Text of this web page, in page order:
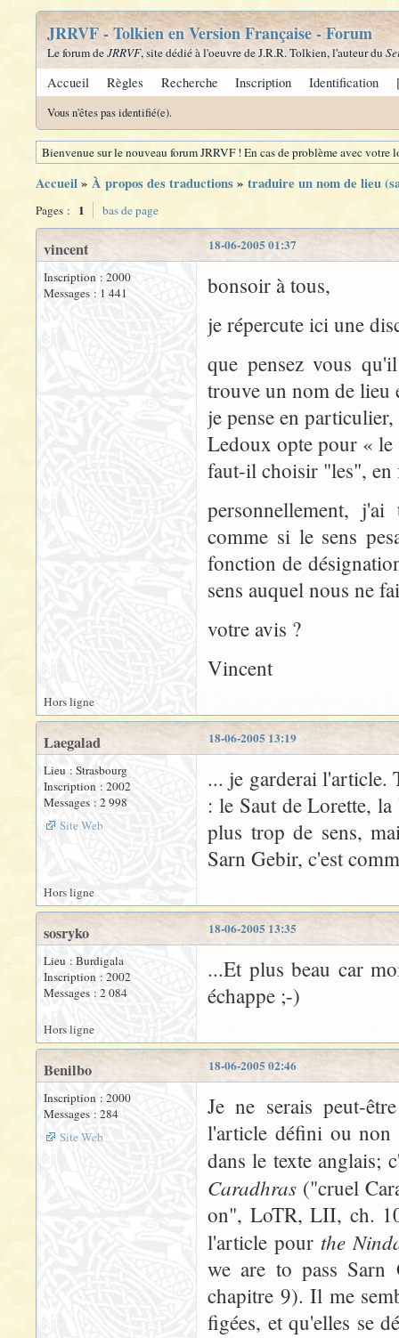
JRRVF - Tolkien en Version Française - Forum
Le forum deJRRVF, site dédié à l'oeuvre de J.R.R. Tolkien, l'auteur du
Accueil Règles Recherche Inscription Identification
Vous n'êtes pas identifié(e).
Bienvenue sur le nouveau forum JRRVF ! En cas de problème avec
Accueil» À propos des traductions» traduire un nom de lieu
Pages : 1 bas de page
18-06-2005 01:37
vincent
Inscription : 2000
Messages : 1 441
bonsoir à tous,
je répercute ici une
que pensez vous
trouve un nom de lieu
je pense en
Ledoux opte pour «
faut-il choisir "les", en
personnellement,
comme si le sens
fonction de
sens auquel nous ne
votre avis ?
Vincent
Hors ligne
18-06-2005 13:19
Laegalad
Lieu : Strasbourg
Inscription : 2002
Messages : 2 998
Site Web
... je garderai l'article.
: le Saut de Lorette,
plus trop de sens,
Sarn Gebir, c'est
Hors ligne
18-06-2005 13:35
sosryko
Lieu : Burdigala
Inscription : 2002
Messages : 2 084
...Et plus beau car
échappe ;-)
Hors ligne
18-06-2005 02:46
Benilbo
Inscription : 2000
Messages : 284
Site Web
Je ne serais peut-
l'article défini ou non
dans le texte anglais;
Caradhras ("cruel
on", LoTR, LII, ch.
l'article pour the
we are to pass
chapitre 9). Il me
figées, et qu'elles se